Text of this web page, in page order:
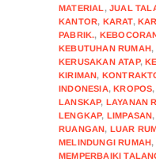
MATERIAL ,JUAL
KANTOR, KARAT,
PABRIK.,
KEBUTUHAN RUMAH,
KERUSAKAN ATAP,
KIRIMAN,
INDONESIA,KROPOS,
LANSKAP, LAYANAN
LENGKAP, LIMPASAN,
RUANGAN, LUAR
MELINDUNGI RUMAH,
MEMPERBAIKI